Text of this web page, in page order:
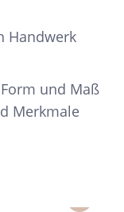
Handwerk
und Maß
Merkmale